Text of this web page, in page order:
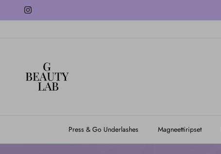
Siirry sisältöön
Instagram
Press & Go Underlashes Magneettiripset